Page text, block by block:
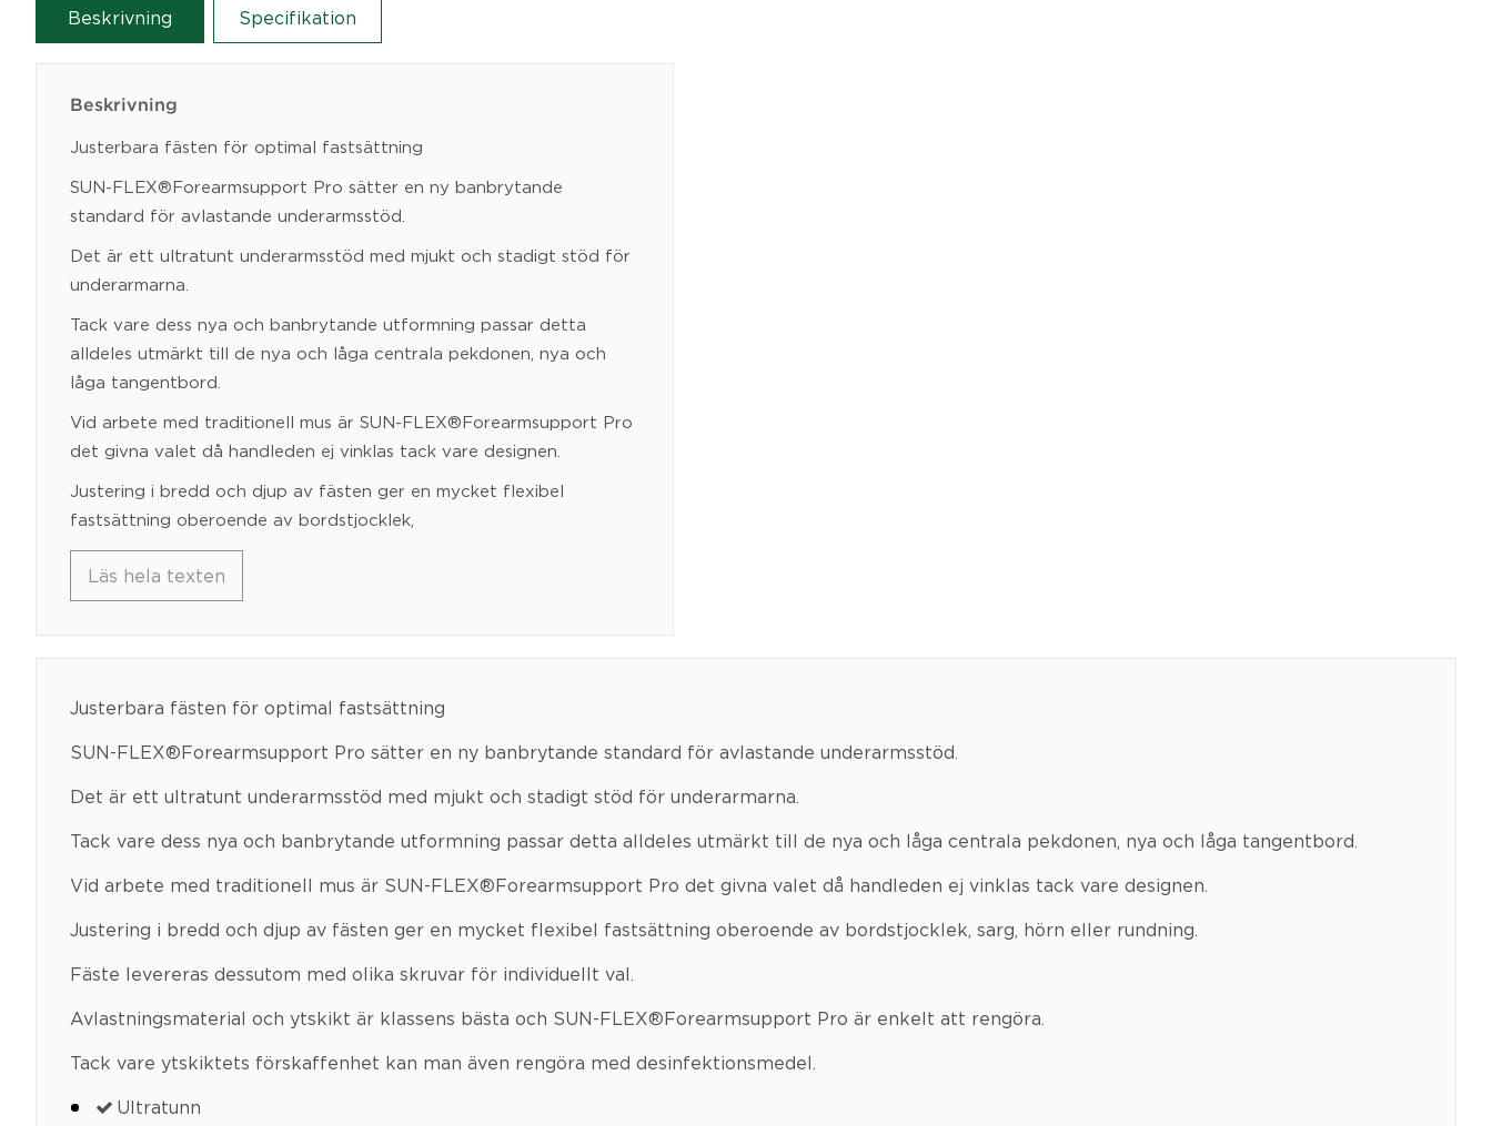
Beskrivning Specifikation
Beskrivning
Justerbara fästen för optimal fastsättning
SUN-FLEX®Forearmsupport Pro sätter en ny banbrytande
standard för avlastande underarmsstöd.
Det är ett ultratunt underarmsstöd med mjukt och stadigt stöd för
underarmarna.
Tack vare dess nya och banbrytande utformning passar detta
alldeles utmärkt till de nya och låga centrala pekdonen, nya och
låga tangentbord.
Vid arbete med traditionell mus är SUN-FLEX®Forearmsupport Pro
det givna valet då handleden ej vinklas tack vare designen.
Justering i bredd och djup av fästen ger en mycket flexibel
fastsättning oberoende av bordstjocklek,
Läs hela texten
Justerbara fästen för optimal fastsättning
SUN-FLEX®Forearmsupport Pro sätter en ny banbrytande standard för avlastande underarmsstöd.
Det är ett ultratunt underarmsstöd med mjukt och stadigt stöd för underarmarna.
Tack vare dess nya och banbrytande utformning passar detta alldeles utmärkt till de nya och låga centrala pekdonen, nya och låga tangentbord.
Vid arbete med traditionell mus är SUN-FLEX®Forearmsupport Pro det givna valet då handleden ej vinklas tack vare designen.
Justering i bredd och djup av fästen ger en mycket flexibel fastsättning oberoende av bordstjocklek, sarg, hörn eller rundning.
Fäste levereras dessutom med olika skruvar för individuellt val.
Avlastningsmaterial och ytskikt är klassens bästa och SUN-FLEX®Forearmsupport Pro är enkelt att rengöra.
Tack vare ytskiktets förskaffenhet kan man även rengöra med desinfektionsmedel.
Ultratunn